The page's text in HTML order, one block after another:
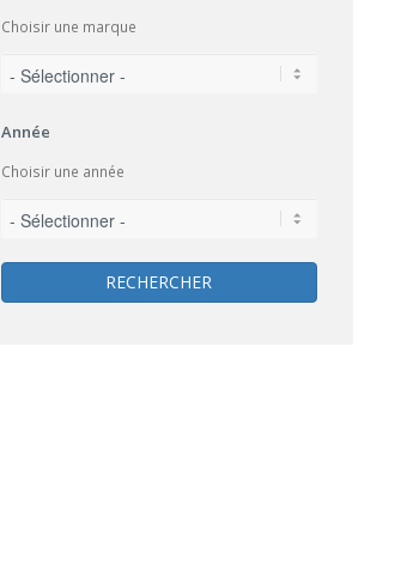
Choisir une marque
Année
Choisir une année
RECHERCHER